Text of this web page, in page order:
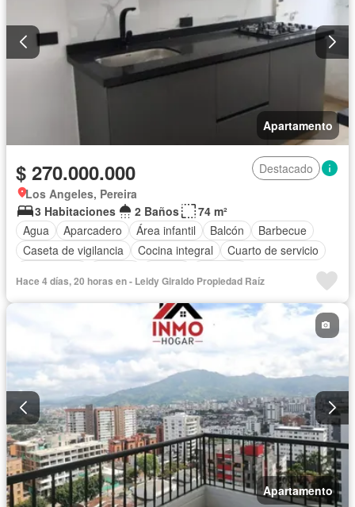
Apartamento
$ 270.000.000
Destacado
Los Angeles, Pereira
3 Habitaciones
2 Baños
74 m²
Agua
Aparcadero Área infantil Balcón
Barbecue
Caseta de vigilancia
Cocina integral
Cuarto de servicio
Seguridad privada
Terraza Vista panorámica
Hace 4 días, 20 horas en - Leidy Giraldo Propiedad Raíz
Apartamento